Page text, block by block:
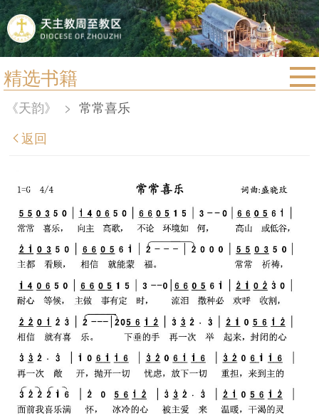
精选书籍
首页
宗教法规
教区简介
信仰文萃
教会圣月
《天韵》 > 常常喜乐
返回